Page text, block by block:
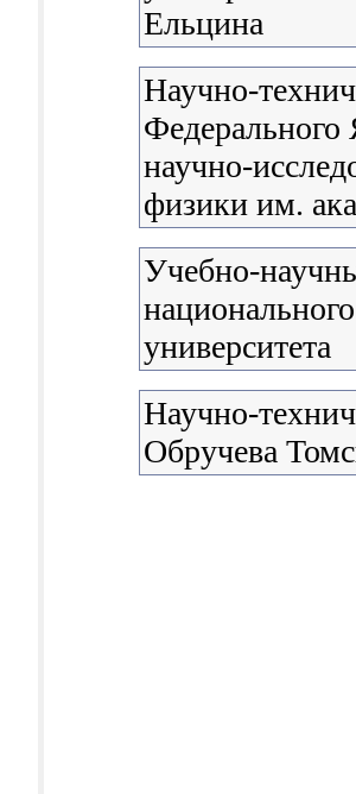
Ельцина
Научно-
Федерального
научно-
физики им.
Учебно-
университета
Научно-
Обручева